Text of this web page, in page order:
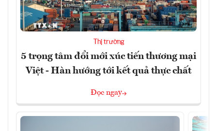
Thị trường
5 trọng tâm đổi mới xúc tiến thương mại
Việt - Hàn hướng tới kết quả thực chất
Đọc ngay